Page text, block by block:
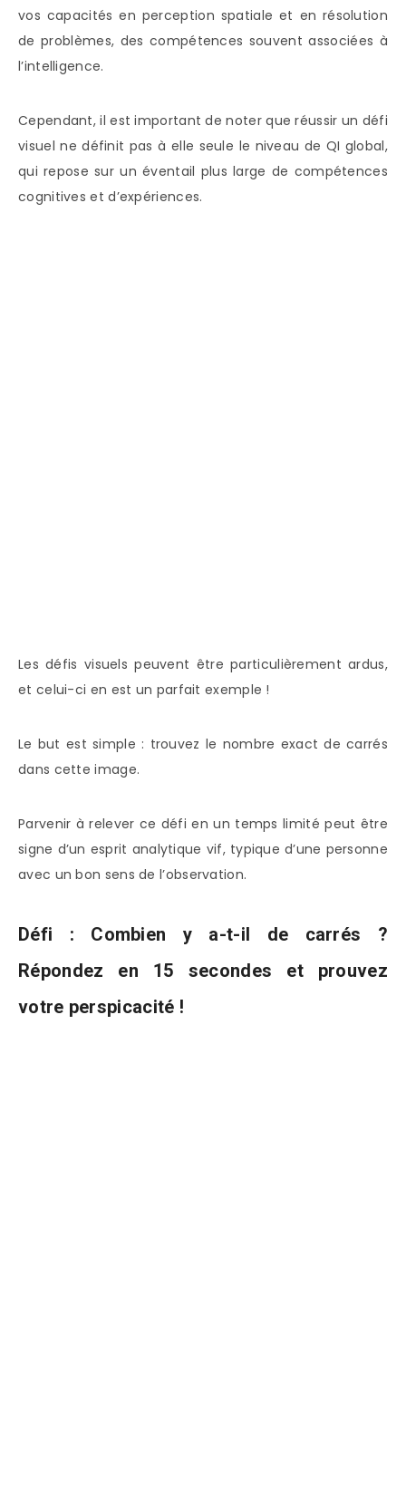
vos capacités en perception spatiale et en résolution
de problèmes, des compétences souvent associées à
l’intelligence.
Cependant, il est important de noter que réussir un défi
visuel ne définit pas à elle seule le niveau de QI global,
qui repose sur un éventail plus large de compétences
cognitives et d’expériences.
Les défis visuels peuvent être particulièrement ardus,
et celui-ci en est un parfait exemple !
Le but est simple : trouvez le nombre exact de carrés
dans cette image.
Parvenir à relever ce défi en un temps limité peut être
signe d’un esprit analytique vif, typique d’une personne
avec un bon sens de l’observation.
Défi : Combien y a-t-il de carrés ?
Répondez en 15 secondes et prouvez
votre perspicacité !